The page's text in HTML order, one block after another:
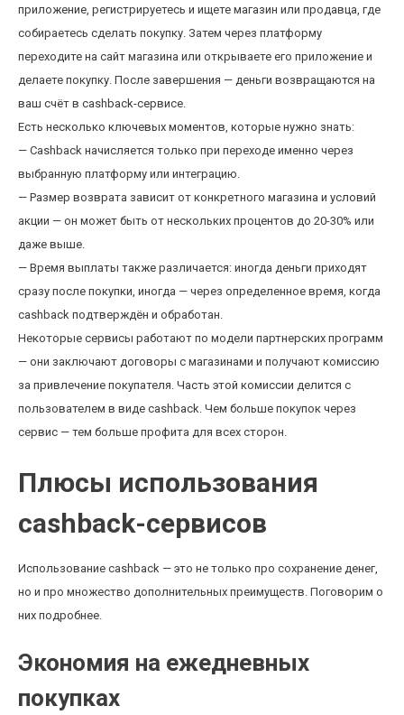
приложение, регистрируетесь и ищете магазин или продавца, где
собираетесь сделать покупку. Затем через платформу
переходите на сайт магазина или открываете его приложение и
делаете покупку. После завершения — деньги возвращаются на
ваш счёт в cashback-сервисе.
Есть несколько ключевых моментов, которые нужно знать:
— Cashback начисляется только при переходе именно через
выбранную платформу или интеграцию.
— Размер возврата зависит от конкретного магазина и условий
акции — он может быть от нескольких процентов до 20-30% или
даже выше.
— Время выплаты также различается: иногда деньги приходят
сразу после покупки, иногда — через определенное время, когда
cashback подтверждён и обработан.
Некоторые сервисы работают по модели партнерских программ
— они заключают договоры с магазинами и получают комиссию
за привлечение покупателя. Часть этой комиссии делится с
пользователем в виде cashback. Чем больше покупок через
сервис — тем больше профита для всех сторон.
Плюсы использования
cashback-сервисов
Использование cashback — это не только про сохранение денег,
но и про множество дополнительных преимуществ. Поговорим о
них подробнее.
Экономия на ежедневных
покупках